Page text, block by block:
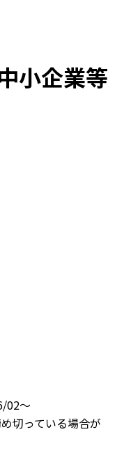
小企業等
02～
切っている場合が